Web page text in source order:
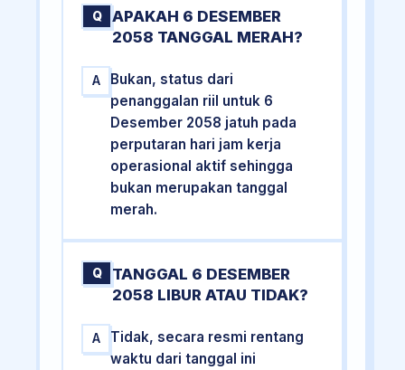
Q
APAKAH 6 DESEMBER
2058 TANGGAL MERAH?
A
Bukan, status dari
penanggalan riil untuk 6
Desember 2058 jatuh pada
perputaran hari jam kerja
operasional aktif sehingga
bukan merupakan tanggal
merah.
Q
TANGGAL 6 DESEMBER
2058 LIBUR ATAU TIDAK?
A
Tidak, secara resmi rentang
waktu dari tanggal ini